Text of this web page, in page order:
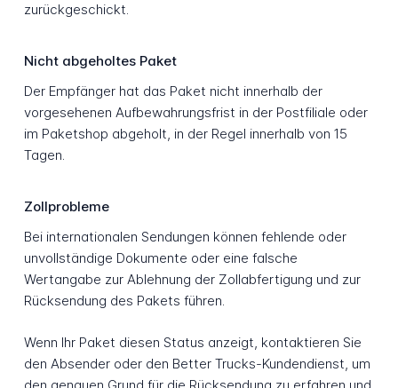
zurückgeschickt.
Nicht abgeholtes Paket
Der Empfänger hat das Paket nicht innerhalb der
vorgesehenen Aufbewahrungsfrist in der Postfiliale oder
im Paketshop abgeholt, in der Regel innerhalb von 15
Tagen.
Zollprobleme
Bei internationalen Sendungen können fehlende oder
unvollständige Dokumente oder eine falsche
Wertangabe zur Ablehnung der Zollabfertigung und zur
Rücksendung des Pakets führen.
Wenn Ihr Paket diesen Status anzeigt, kontaktieren Sie
den Absender oder den Better Trucks-Kundendienst, um
den genauen Grund für die Rücksendung zu erfahren und